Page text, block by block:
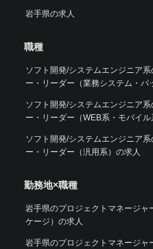
岩手県の求人
職種
ソフト開発/システムエンジニア系
ー・リーダー（業務システム・パ
ソフト開発/システムエンジニア系
ー・リーダー（WEB系・モバイ
ソフト開発/システムエンジニア系
ー・リーダー（汎用系）の求人
勤務地×職種
岩手県のプロジェクトマネージャ
ケージ）の求人
岩手県のプロジェクトマネージ